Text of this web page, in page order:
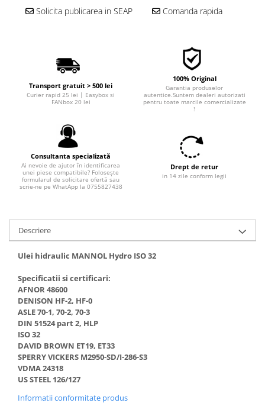
■ Filtre agent racire
Filtre agent racire
Accesorii filtre
Filtre combustibil
Filtre habitaclu
Filtre uscator
Filtre hidraulice
Sistem franare
Placute frana
Discuri frana
Senzori uzura placute
Tamburi frana
Cablu frana de mana
Suport etrier
Electrice
Bujii incandescente
Distributie
Kit distributie
Solicita publicarea in SEAP Comanda rapida
Transport gratuit > 500 lei
Curier rapid 25 lei | Easybox si
FANbox 20 lei
100% Original
Garantia produselor
autentice.Suntem dealeri autorizati
pentru toate marcile comercializate
!
Consultanta specializată
Ai nevoie de ajutor în identificarea
unei piese compatibile? Folosește
formularul de solicitare ofertă sau
scrie-ne pe WhatApp la 0755827438
Drept de retur
in 14 zile conform legii
Descriere
Ulei hidraulic MANNOL Hydro ISO 32
Specificatii si certificari:
AFNOR 48600
DENISON HF-2, HF-0
ASLE 70-1, 70-2, 70-3
DIN 51524 part 2, HLP
ISO 32
DAVID BROWN ET19, ET33
SPERRY VICKERS M2950-SD/I-286-S3
VDMA 24318
US STEEL 126/127
Informatii conformitate produs